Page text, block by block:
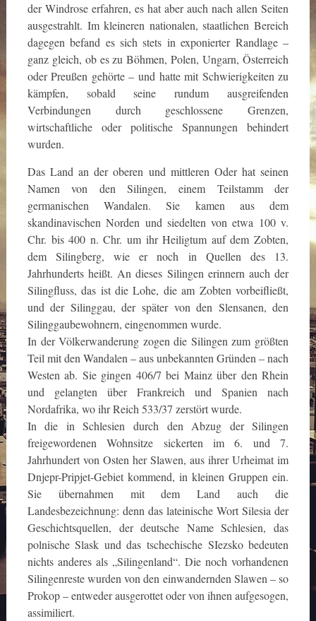
der Windrose erfahren, es hat aber auch nach allen Seiten
ausgestrahlt. Im kleineren nationalen, staatlichen Bereich
dagegen befand es sich stets in exponierter Randlage –
ganz gleich, ob es zu Böhmen, Polen, Ungarn, Österreich
oder Preußen gehörte – und hatte mit Schwierigkeiten zu
kämpfen, sobald seine rundum ausgreifenden
Verbindungen durch geschlossene Grenzen,
wirtschaftliche oder politische Spannungen behindert
wurden.
Das Land an der oberen und mittleren Oder hat seinen
Namen von den Silingen, einem Teilstamm der
germanischen Wandalen. Sie kamen aus dem
skandinavischen Norden und siedelten von etwa 100 v.
Chr. bis 400 n. Chr. um ihr Heiligtum auf dem Zobten,
dem Silingberg, wie er noch in Quellen des 13.
Jahrhunderts heißt. An dieses Silingen erinnern auch der
Silingfluss, das ist die Lohe, die am Zobten vorbeifließt,
und der Silinggau, der später von den Slensanen, den
Silinggaubewohnern, eingenommen wurde.
In der Völkerwanderung zogen die Silingen zum größten
Teil mit den Wandalen – aus unbekannten Gründen – nach
Westen ab. Sie gingen 406/7 bei Mainz über den Rhein
und gelangten über Frankreich und Spanien nach
Nordafrika, wo ihr Reich 533/37 zerstört wurde.
In die in Schlesien durch den Abzug der Silingen
freigewordenen Wohnsitze sickerten im 6. und 7.
Jahrhundert von Osten her Slawen, aus ihrer Urheimat im
Dnjepr-Pripjet-Gebiet kommend, in kleinen Gruppen ein.
Sie übernahmen mit dem Land auch die
Landesbezeichnung: denn das lateinische Wort Silesia der
Geschichtsquellen, der deutsche Name Schlesien, das
polnische Slask und das tschechische SIezsko bedeuten
nichts anderes als „Silingenland“. Die noch vorhandenen
Silingenreste wurden von den einwandernden Slawen – so
Prokop – entweder ausgerottet oder von ihnen aufgesogen,
assimiliert.